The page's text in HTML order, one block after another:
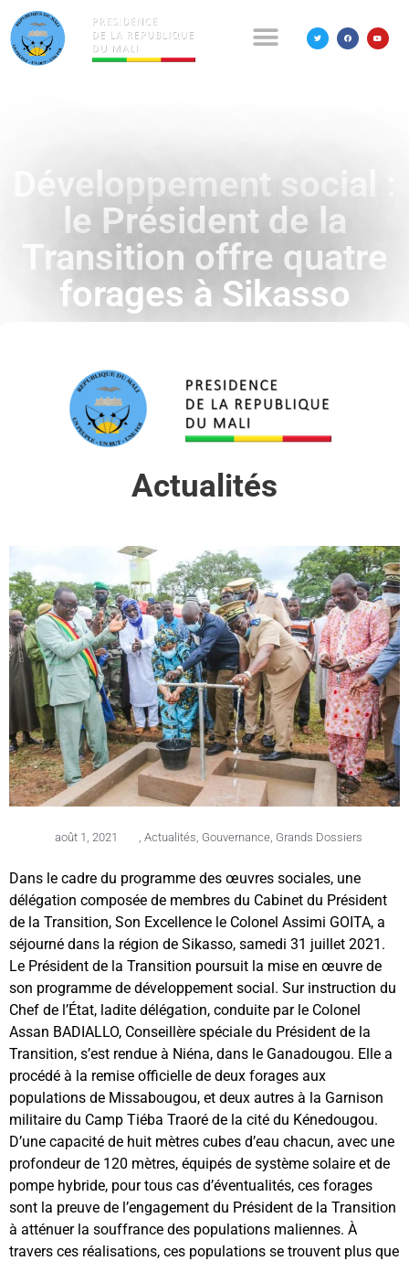
Développement social :
le Président de la
Transition offre quatre
forages à Sikasso
Actualités
août 1, 2021 Actualités Gouvernance, Grands Dossiers
Dans le cadre du programme des œuvres sociales, une
délégation composée de membres du Cabinet du Président
de la Transition, Son Excellence le Colonel Assimi GOITA, a
séjourné dans la région de Sikasso, samedi 31 juillet 2021.
Le Président de la Transition poursuit la mise en œuvre de
son programme de développement social. Sur instruction du
Chef de l’État, ladite délégation, conduite par le Colonel
Assan BADIALLO, Conseillère spéciale du Président de la
Transition, s’est rendue à Niéna, dans le Ganadougou. Elle a
procédé à la remise officielle de deux forages aux
populations de Missabougou, et deux autres à la Garnison
militaire du Camp Tiéba Traoré de la cité du Kénedougou.
D’une capacité de huit mètres cubes d’eau chacun, avec une
profondeur de 120 mètres, équipés de système solaire et de
pompe hybride, pour tous cas d’éventualités, ces forages
sont la preuve de l’engagement du Président de la Transition
à atténuer la souffrance des populations maliennes. À
travers ces réalisations, ces populations se trouvent plus que